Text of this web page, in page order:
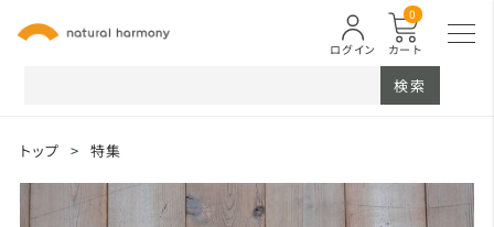
カート
0
ログイン
検索
トップ > 特集